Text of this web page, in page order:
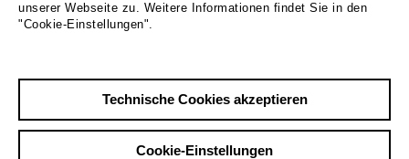
Zurück|Übersicht
unserer Webseite zu. Weitere Informationen findet Sie in den
"Cookie-Einstellungen".
Technische Cookies akzeptieren
Cookie-Einstellungen